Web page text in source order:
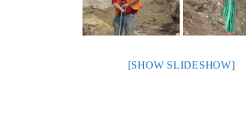
[SHOW SLIDESHOW]